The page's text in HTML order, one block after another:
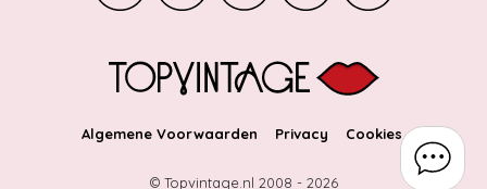
Algemene Voorwaarden Privacy Cookies
© Topvintage.nl 2008 - 2026